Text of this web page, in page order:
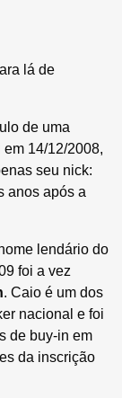
lá de
de uma
14/12/2008,
seu nick:
anos após a
lendário do
foi a vez
. Caio é um dos
nacional e foi
de buy-in em
da inscrição